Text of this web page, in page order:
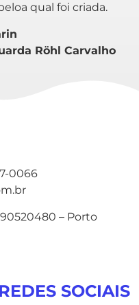
qual foi criada.
Röhl Carvalho
0066
90520480 – Porto
SOCIAIS